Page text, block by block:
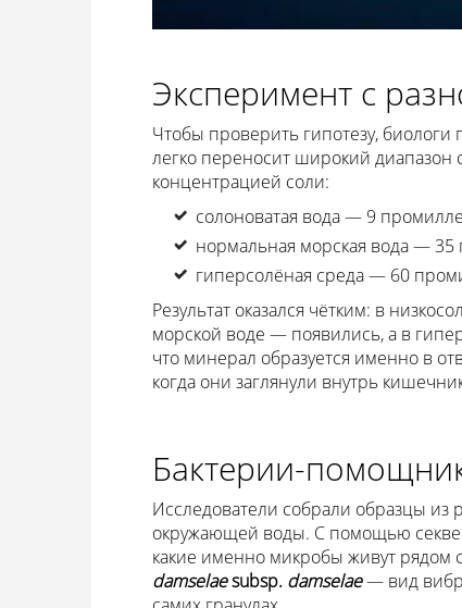
Эксперимент с
Чтобы проверить гипотезу,
легко переносит широкий диапазон
концентрацией соли:
солоноватая вода — 9
нормальная морская вода — 35
гиперсолёная среда — 60
Результат оказался чётким: в
морской воде — появились, а в
что минерал образуется именно в
когда они заглянули внутрь
Бактерии-
Исследователи собрали образцы из
окружающей воды. С помощью
какие именно микробы живут рядом
damselaesubsp. damselae— вид